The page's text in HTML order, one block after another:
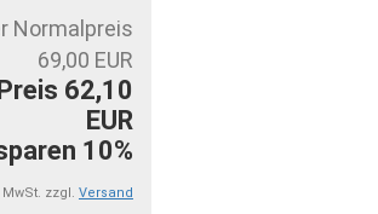
Normalpreis
69,00 EUR
62,10
EUR
10%
MwSt. zzgl. Versand